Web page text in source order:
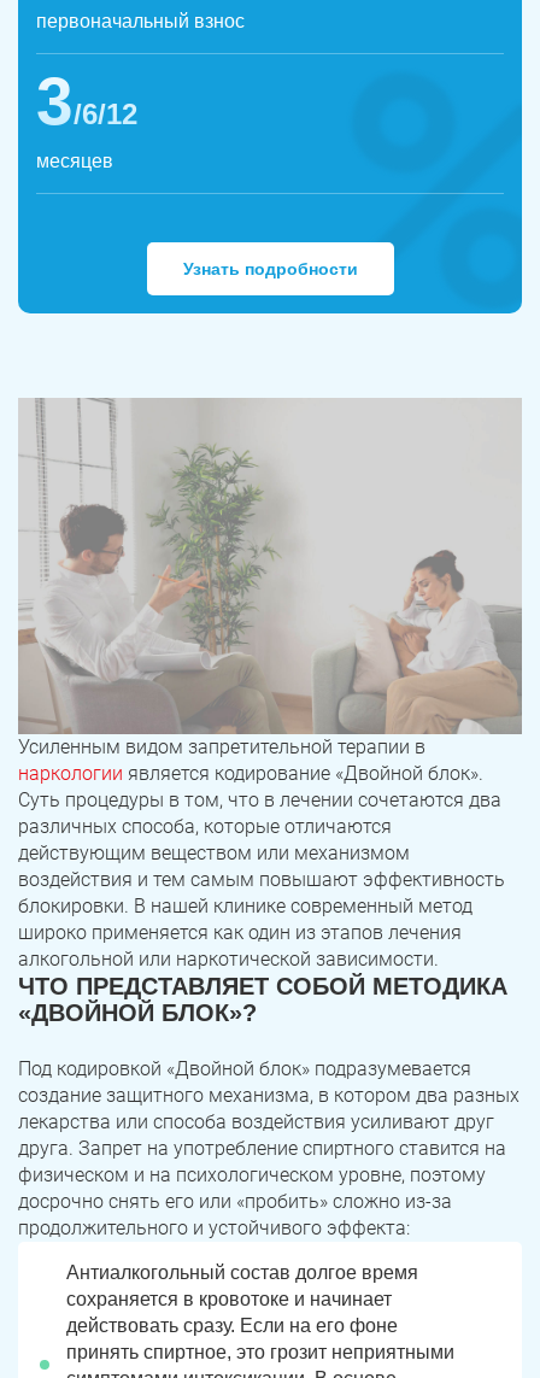
первоначальный взнос
3/6/12
месяцев
Узнать подробности
Усиленным видом запретительной терапии в
наркологии является кодирование «Двойной блок».
Суть процедуры в том, что в лечении сочетаются два
различных способа, которые отличаются
действующим веществом или механизмом
воздействия и тем самым повышают эффективность
блокировки. В нашей клинике современный метод
широко применяется как один из этапов лечения
алкогольной или наркотической зависимости.
ЧТО ПРЕДСТАВЛЯЕТ СОБОЙ МЕТОДИКА
«ДВОЙНОЙ БЛОК»?
Под кодировкой «Двойной блок» подразумевается
создание защитного механизма, в котором два разных
лекарства или способа воздействия усиливают друг
друга. Запрет на употребление спиртного ставится на
физическом и на психологическом уровне, поэтому
досрочно снять его или «пробить» сложно из-за
продолжительного и устойчивого эффекта:
Антиалкогольный состав долгое время
сохраняется в кровотоке и начинает
действовать сразу. Если на его фоне
принять спиртное, это грозит неприятными